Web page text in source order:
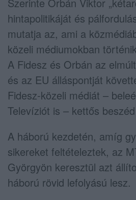
hintapolitikáját és
mutatja az, ami a
közeli médiumokban
A Fidesz és Orbán az
és az EU álláspontját
Fidesz-közeli médiát –
Televíziót is – kettős
A háború kezdetén, amíg
sikereket feltételeztek, az
Györgyön keresztül azt
háború rövid lefolyású lesz.